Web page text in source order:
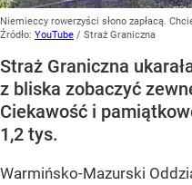
Niemieccy rowerzyści słono zapłacą.
Źródło: YouTube / Straż Graniczna
Straż Graniczna
z bliska zobaczyć
Ciekawość i
1,2 tys.
Warmińsko-Mazurski